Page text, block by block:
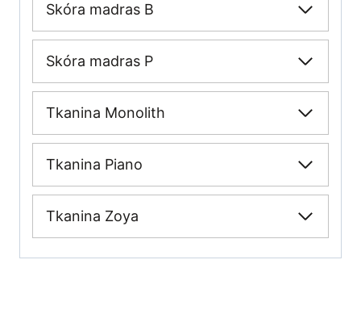
Skóra madras B
Skóra madras P
Tkanina Monolith
Tkanina Piano
Tkanina Zoya